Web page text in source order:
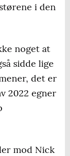
i den
noget at
sidde lige
det er
2022 egner
mod Nick